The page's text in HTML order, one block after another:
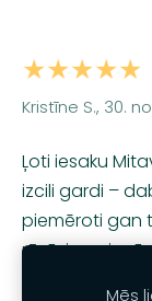
★★★★★
Kristīne S., 30.
Ļoti iesaku
izcili gardi –
piemēroti gan
rūpīgi un
Mēs